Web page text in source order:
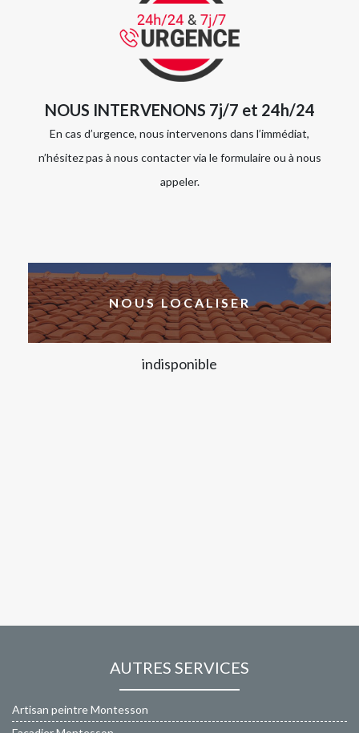
NOUS INTERVENONS 7j/7 et 24h/24
En cas d’urgence, nous intervenons dans l’immédiat,
n’hésitez pas à nous contacter via le formulaire ou à nous
appeler.
NOUS LOCALISER
indisponible
AUTRES SERVICES
Artisan peintre Montesson